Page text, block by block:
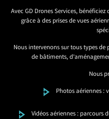
Avec GD Drones Services,
grâce à des prises de vues
Nous intervenons sur tous types de
de bâtiments,
Nous
Photos aériennes :
Vidéos aériennes : parcours